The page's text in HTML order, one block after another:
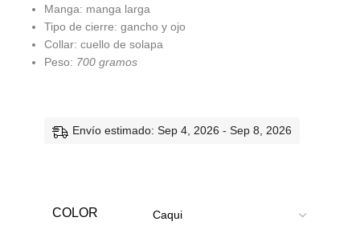
Manga: manga larga
Tipo de cierre: gancho y ojo
Collar: cuello de solapa
Peso: 700 gramos
Envío estimado: Sep 4, 2026 - Sep 8, 2026
COLOR